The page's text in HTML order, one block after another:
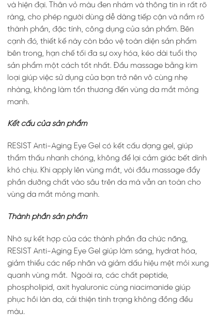
và hiện đại. Thân vỏ màu đen nhám và thông tin in rất rõ
ràng, cho phép người dùng dễ dàng tiếp cận và nắm rõ
thành phần, đặc tính, công dụng của sản phẩm. Bên
cạnh đó, thiết kế này còn bảo vệ toàn diện sản phẩm
bên trong, hạn chế tối đa sự oxy hóa, kéo dài tuổi thọ
sản phẩm một cách tốt nhất. Đầu massage bằng kim
loại giúp việc sử dụng của bạn trở nên vô cùng nhẹ
nhàng, không làm tổn thương đến vùng da mắt mỏng
manh.
Kết cấu của sản phẩm
RESIST Anti-Aging Eye Gel có kết cấu dạng gel, giúp
thẩm thấu nhanh chóng, không để lại cảm giác bết dính
khó chịu. Khi apply lên vùng mắt, vòi đầu massage đẩy
phần dưỡng chất vào sâu trên da mà vẫn an toàn cho
vùng da mắt mỏng manh.
Thành phần sản phẩm
Nhờ sự kết hợp của các thành phần đa chức năng,
RESIST Anti-Aging Eye Gel giúp làm sáng, hydrat hóa,
giảm thiểu các nếp nhăn và giảm dấu hiệu mệt mỏi xung
quanh vùng mắt. Ngoài ra, các chất peptide,
phospholipid, axit hyaluronic cùng niacimanide giúp
phục hồi làn da, cải thiện tình trạng không đồng đều
màu.